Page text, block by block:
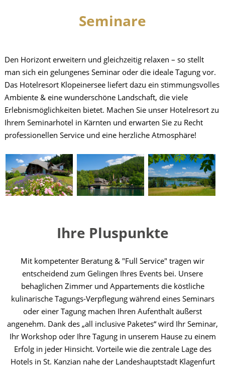
Seminare
Den Horizont erweitern und gleichzeitig relaxen – so stellt
man sich ein gelungenes Seminar oder die ideale Tagung vor.
Das Hotelresort Klopeinersee liefert dazu ein stimmungsvolles
Ambiente & eine wunderschöne Landschaft, die viele
Erlebnismöglichkeiten bietet. Machen Sie unser Hotelresort zu
Ihrem Seminarhotel in Kärnten und erwarten Sie zu Recht
professionellen Service und eine herzliche Atmosphäre!
Ihre Pluspunkte
Mit kompetenter Beratung & "Full Service" tragen wir
entscheidend zum Gelingen Ihres Events bei. Unsere
behaglichen Zimmer und Appartements die köstliche
kulinarische Tagungs-Verpflegung während eines Seminars
oder einer Tagung machen Ihren Aufenthalt äußerst
angenehm. Dank des „all inclusive Paketes“ wird Ihr Seminar,
Ihr Workshop oder Ihre Tagung in unserem Hause zu einem
Erfolg in jeder Hinsicht. Vorteile wie die zentrale Lage des
Hotels in St. Kanzian nahe der Landeshauptstadt Klagenfurt